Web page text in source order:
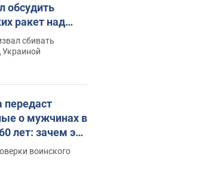
обсудить
ракет над
сбивать
Украиной
передаст
о мужчинах в
лет: зачем это
воинского